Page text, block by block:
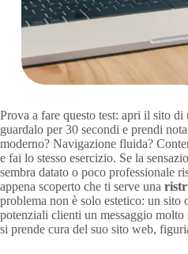
Prova a fare questo test: apri il sito
guardalo per 30 secondi e prendi
moderno? Navigazione fluida?
e fai lo stesso esercizio. Se la
sembra datato o poco professionale
appena scoperto che ti serve una
problema non è solo estetico: un sito
potenziali clienti un messaggio molto
si prende cura del suo sito web,